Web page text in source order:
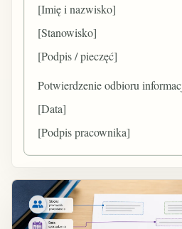
[Imię i nazwisko]
[Stanowisko]
[Podpis / pieczęć]
Potwierdzenie odbioru
[Data]
[Podpis pracownika]